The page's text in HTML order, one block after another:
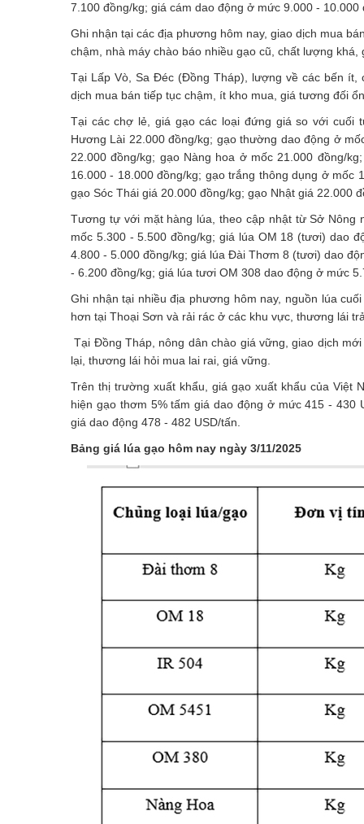
7.100 đồng/kg; giá cám dao động ở mức 9.000 - 10.000
Ghi nhận tại các địa phương hôm nay, giao dịch mua
chậm, nhà máy chào báo nhiều gạo cũ, chất lượng khá,
Tại Lấp Vò, Sa Đéc (Đồng Tháp), lượng về các bến
dịch mua bán tiếp tục chậm, ít kho mua, giá tương đối
Tại các chợ lẻ, giá gạo các loại đứng giá so với cuối
Hương Lài 22.000 đồng/kg; gạo thường dao động ở
22.000 đồng/kg; gạo Nàng hoa ở mốc 21.000 đồng/
16.000 - 18.000 đồng/kg; gạo trắng thông dụng ở mốc
gạo Sóc Thái giá 20.000 đồng/kg; gạo Nhật giá 22.000
Tương tự với mặt hàng lúa, theo cập nhật từ Sở Nông
mốc 5.300 - 5.500 đồng/kg; giá lúa OM 18 (tươi) dao
4.800 - 5.000 đồng/kg; giá lúa Đài Thơm 8 (tươi) dao
- 6.200 đồng/kg; giá lúa tươi OM 308 dao động ở mức
Ghi nhận tại nhiều địa phương hôm nay, nguồn lúa
hơn tại Thoại Sơn và rải rác ở các khu vực, thương lái
Tại Đồng Tháp, nông dân chào giá vững, giao dịch
lại, thương lái hỏi mua lai rai, giá vững.
Trên thị trường xuất khẩu, giá gạo xuất khẩu của Việt
hiện gạo thơm 5% tấm giá dao động ở mức 415 - 430
giá dao động 478 - 482 USD/tấn.
Bảng giá lúa gạo hôm nay ngày 3/11/2025